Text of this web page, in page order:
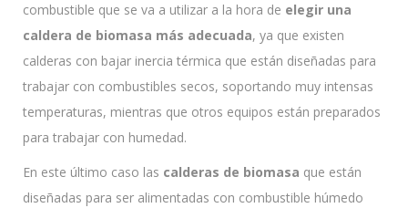
combustible que se va a utilizar a la hora de elegir una
caldera de biomasa más adecuada, ya que existen
calderas con bajar inercia térmica que están diseñadas para
trabajar con combustibles secos, soportando muy intensas
temperaturas, mientras que otros equipos están preparados
para trabajar con humedad.
En este último caso las calderas de biomasa que están
diseñadas para ser alimentadas con combustible húmedo